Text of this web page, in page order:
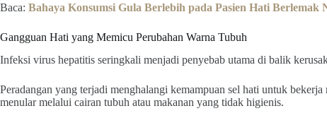
Baca: Bahaya Konsumsi Gula Berlebih pada Pasien Hati Berlemak
Gangguan Hati yang Memicu Perubahan Warna Tubuh
Infeksi virus hepatitis seringkali menjadi penyebab utama di balik
Peradangan yang terjadi menghalangi kemampuan sel hati untuk
menular melalui cairan tubuh atau makanan yang tidak higienis.